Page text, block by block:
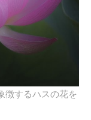
徴するハスの花を